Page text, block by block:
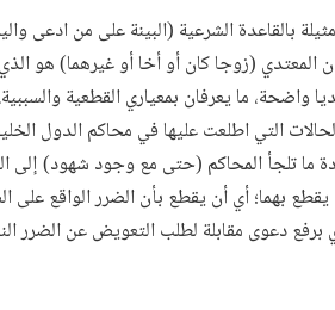
بالقاعدة الشرعية (البينة على من ادعى
المعتدي (زوجا كان أو أخا أو غيرهما) هو
ما يعرفان بمعياري القطعية والسببية.
التي اطلعت عليها في محاكم الدول
ما تلجأ المحاكم (حتى مع وجود شهود) إلى
بهما؛ أي أن يقطع بأن الضرر الواقع على
دعوى مقابلة لطلب التعويض عن الضرر